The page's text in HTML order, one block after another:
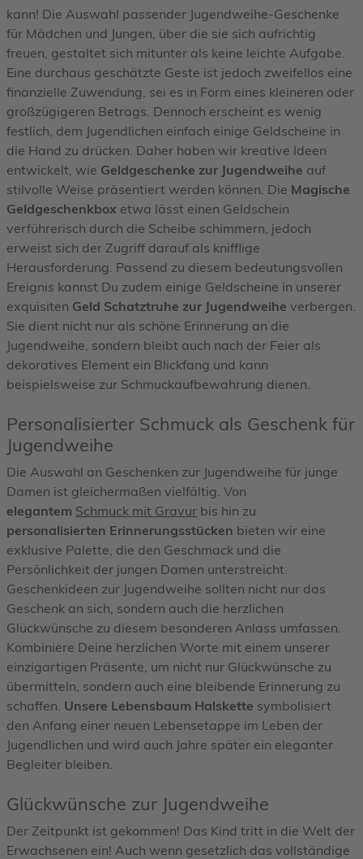
kann! Die Auswahl passender Jugendweihe-Geschenke
für Mädchen und Jungen, über die sie sich aufrichtig
freuen, gestaltet sich mitunter als keine leichte Aufgabe.
Eine durchaus geschätzte Geste ist jedoch zweifellos eine
finanzielle Zuwendung, sei es in Form eines kleineren oder
großzügigeren Betrags. Dennoch erscheint es wenig
festlich, dem Jugendlichen einfach einige Geldscheine in
die Hand zu drücken. Daher haben wir kreative Ideen
entwickelt, wie Geldgeschenke zur Jugendweihe auf
stilvolle Weise präsentiert werden können. Die Magische
Geldgeschenkbox etwa lässt einen Geldschein
verführerisch durch die Scheibe schimmern, jedoch
erweist sich der Zugriff darauf als knifflige
Herausforderung. Passend zu diesem bedeutungsvollen
Ereignis kannst Du zudem einige Geldscheine in unserer
exquisiten Geld Schatztruhe zur Jugendweihe verbergen.
Sie dient nicht nur als schöne Erinnerung an die
Jugendweihe, sondern bleibt auch nach der Feier als
dekoratives Element ein Blickfang und kann
beispielsweise zur Schmuckaufbewahrung dienen.
Personalisierter Schmuck als Geschenk für
Jugendweihe
Die Auswahl an Geschenken zur Jugendweihe für junge
Damen ist gleichermaßen vielfältig. Von
elegantem Schmuck mit Gravur bis hin zu
personalisierten Erinnerungsstücken bieten wir eine
exklusive Palette, die den Geschmack und die
Persönlichkeit der jungen Damen unterstreicht.
Geschenkideen zur Jugendweihe sollten nicht nur das
Geschenk an sich, sondern auch die herzlichen
Glückwünsche zu diesem besonderen Anlass umfassen.
Kombiniere Deine herzlichen Worte mit einem unserer
einzigartigen Präsente, um nicht nur Glückwünsche zu
übermitteln, sondern auch eine bleibende Erinnerung zu
schaffen. Unsere Lebensbaum Halskette symbolisiert
den Anfang einer neuen Lebensetappe im Leben der
Jugendlichen und wird auch Jahre später ein eleganter
Begleiter bleiben.
Glückwünsche zur Jugendweihe
Der Zeitpunkt ist gekommen! Das Kind tritt in die Welt der
Erwachsenen ein! Auch wenn gesetzlich das vollständige